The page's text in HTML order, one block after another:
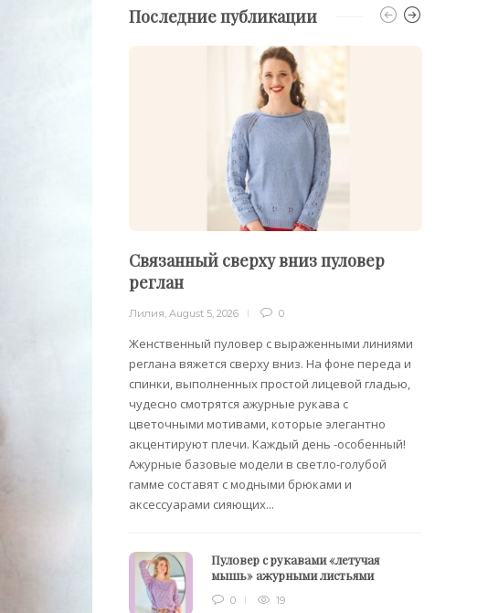
Последние публикации
Связанный сверху вниз пуловер
реглан
Лилия ,August 5, 2026 0
Женственный пуловер с выраженными линиями
реглана вяжется сверху вниз. На фоне переда и
спинки, выполненных простой лицевой гладью,
чудесно смотрятся ажурные рукава с
цветочными мотивами, которые элегантно
акцентируют плечи. Каждый день -особенный!
Ажурные базовые модели в светло-голубой
гамме составят с модными брюками и
аксессуарами сияющих...
Пуловер с рукавами «летучая
мышь» ажурными листьями
0 19